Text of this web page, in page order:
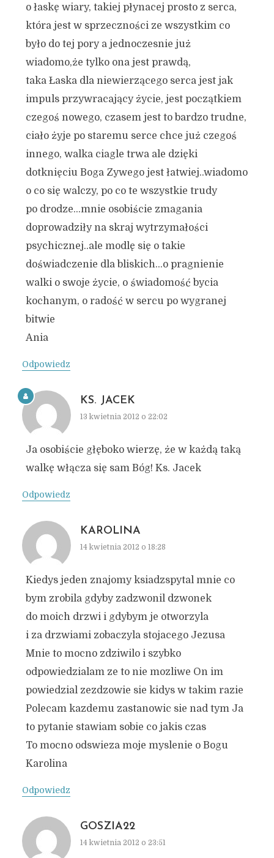
o łaskę wiary, takiej płynacej prosto z serca,
która jest w sprzeczności ze wszystkim co
było do tej pory a jednoczesnie już
wiadomo,że tylko ona jest prawdą,
taka Łaska dla niewierzącego serca jest jak
impuls przywracający życie, jest początkiem
czegoś nowego, czasem jest to bardzo trudne,
ciało żyje po staremu serce chce już czegoś
innego, walka ciagle trwa ale dzięki
dotknięciu Boga Zywego jest łatwiej..wiadomo
o co się walczy, po co te wszystkie trudy
po drodze…mnie osobiście zmagania
doprowadziły na skraj wytrzymałości
psychicznej..ale modlę się o takie
doświadczenie dla bliskich…o pragnienie
walki o swoje życie, o świadomość bycia
kochanym, o radość w sercu po wygranej
bitwie
Ania
Odpowiedz
KS. JACEK
13 kwietnia 2012 o 22:02
Ja osobiście głęboko wierzę, że w każdą taką
walkę włącza się sam Bóg! Ks. Jacek
Odpowiedz
KAROLINA
14 kwietnia 2012 o 18:28
Kiedys jeden znajomy ksiadzspytal mnie co
bym zrobila gdyby zadzwonil dzwonek
do moich drzwi i gdybym je otworzyla
i za drzwiami zobaczyla stojacego Jezusa
Mnie to mocno zdziwilo i szybko
odpowiedzialam ze to nie mozliwe On im
powiedzial zezdzowie sie kidys w takim razie
Polecam kazdemu zastanowic sie nad tym Ja
to pytanie stawiam sobie co jakis czas
To mocno odswieza moje myslenie o Bogu
Karolina
Odpowiedz
GOSZIA22
14 kwietnia 2012 o 23:51